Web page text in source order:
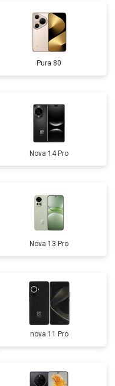
Pura 80
Nova 14 Pro
Nova 13 Pro
nova 11 Pro